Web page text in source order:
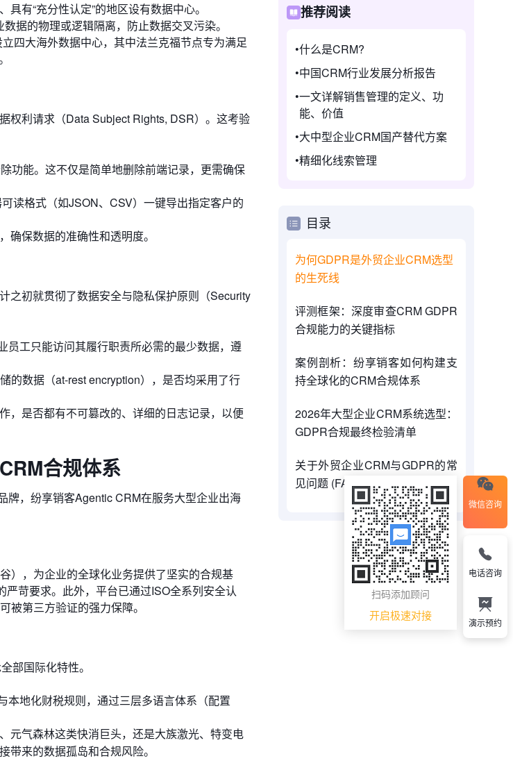
有“充分性认定”的地区设有数据中心。
据的物理或逻辑隔离，防止数据交叉污染。
四大海外数据中心，其中法兰克福节点专为满足
权利请求（Data Subject Rights, DSR）。这考验
功能。这不仅是简单地删除前端记录，更需确保
读格式（如JSON、CSV）一键导出指定客户的
确保数据的准确性和透明度。
之初就贯彻了数据安全与隐私保护原则（Security
员工只能访问其履行职责所必需的最少数据，遵
的数据（at-rest encryption），是否均采用了行
，是否都有不可篡改的、详细的日志记录，以便
合规体系
牌，纷享销客Agentic CRM在服务大型企业出海
），为企业的全球化业务提供了坚实的合规基
苛要求。此外，平台已通过ISO全系列安全认
被第三方验证的强力保障。
部国际化特性。
本地化财税规则，通过三层多语言体系（配置
元气森林这类快消巨头，还是大族激光、特变电
来的数据孤岛和合规风险。
推荐阅读
什么是CRM?
中国CRM行业发展分析报告
一文详解销售管理的定义、功
能、价值
大中型企业CRM国产替代方案
精细化线索管理
目录
为何GDPR是外贸企业CRM选型
的生死线
评测框架：深度审查CRM GDPR
合规能力的关键指标
案例剖析：纷享销客如何构建支
持全球化的CRM合规体系
2026年大型企业CRM系统选型：
GDPR合规最终检验清单
关于外贸企业CRM与GDPR的常
见问题 (FAQ)
微信咨询
扫码添加顾问
开启极速对接
电话咨询
演示预约